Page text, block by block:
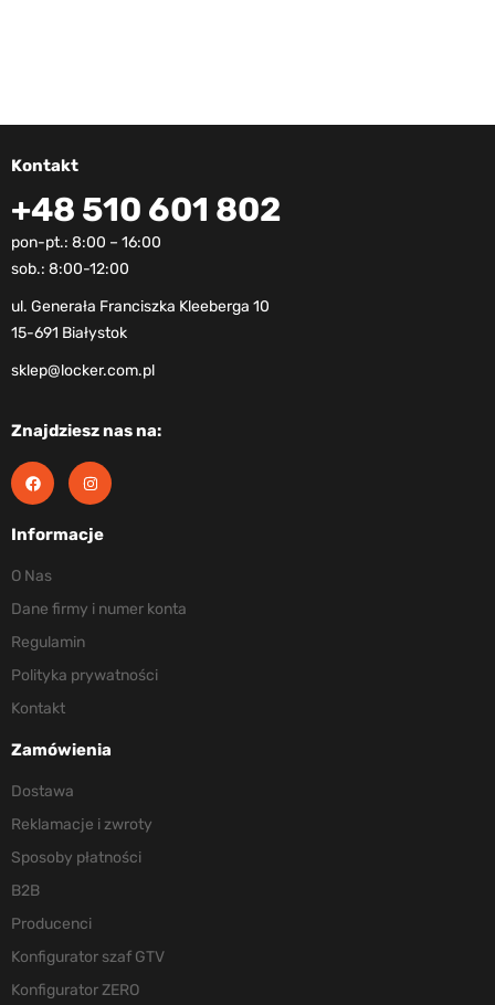
Kontakt
+48 510 601 802
pon-pt.: 8:00 – 16:00
sob.: 8:00-12:00
ul. Generała Franciszka Kleeberga 10
15-691 Białystok
sklep@locker.com.pl
Znajdziesz nas na:
Informacje
O Nas
Dane firmy i numer konta
Regulamin
Polityka prywatności
Kontakt
Zamówienia
Dostawa
Reklamacje i zwroty
Sposoby płatności
B2B
Producenci
Konfigurator szaf GTV
Konfigurator ZERO